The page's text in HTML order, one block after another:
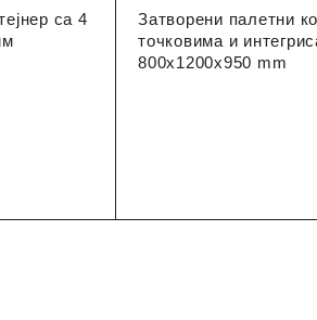
са 4
Затворени палетни
точковима и
800x1200x950 mm